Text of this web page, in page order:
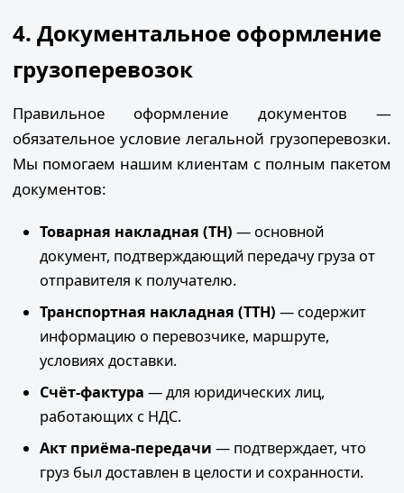
4. Документальное оформление
грузоперевозок
Правильное оформление документов —
обязательное условие легальной грузоперевозки.
Мы помогаем нашим клиентам с полным пакетом
документов:
Товарная накладная (ТН) — основной
документ, подтверждающий передачу груза от
отправителя к получателю.
Транспортная накладная (ТТН) — содержит
информацию о перевозчике, маршруте,
условиях доставки.
Счёт-фактура — для юридических лиц,
работающих с НДС.
Акт приёма-передачи — подтверждает, что
груз был доставлен в целости и сохранности.